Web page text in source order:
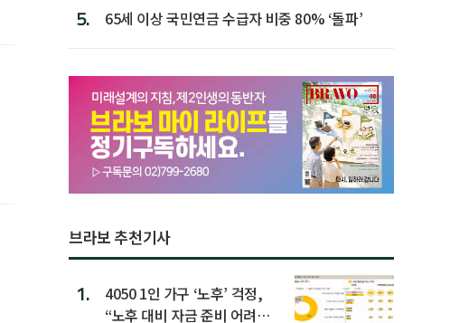
5. 65세 이상 국민연금 수급자 비중 80% ‘돌파’
브라보 추천기사
1.
4050 1인 가구 ‘노후’ 걱정,
“노후 대비 자금 준비 어려